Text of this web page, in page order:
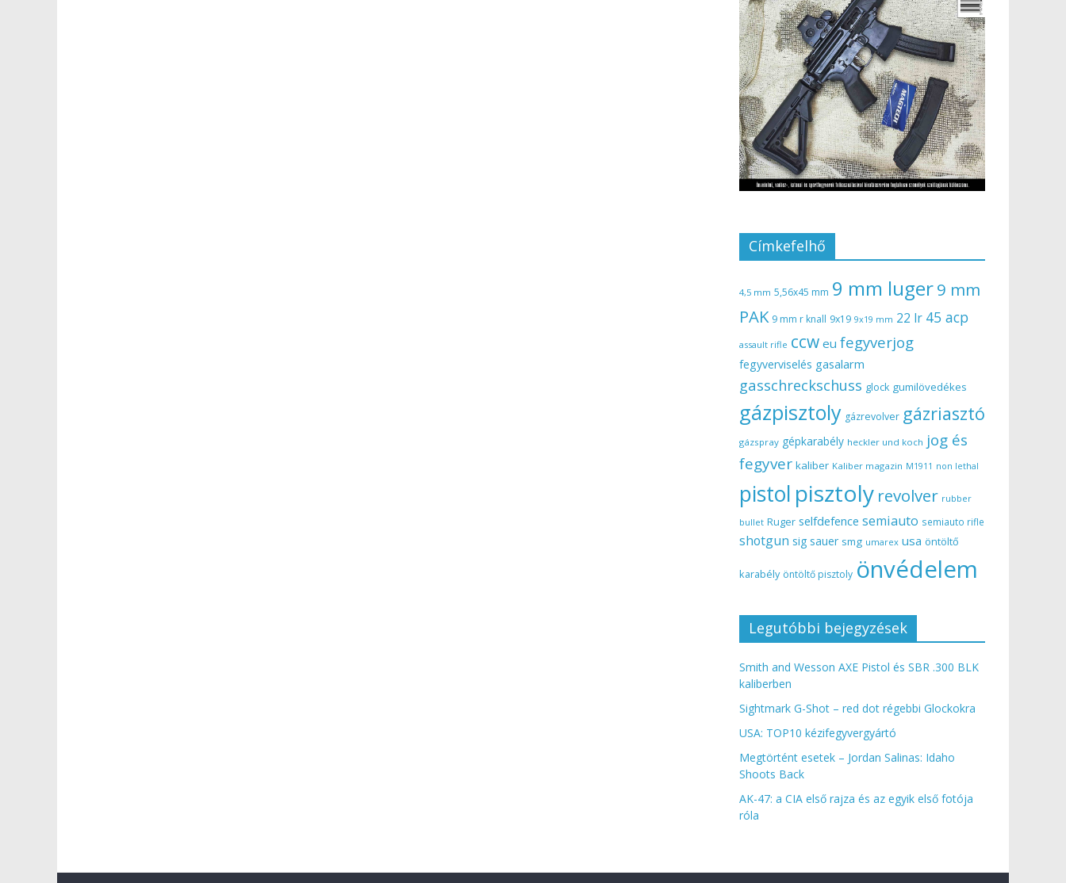
Címkefelhő
4,5 mm 5,56x45 mm 9 mm luger9 mm
PAK 9 mm r knall 9x19 9x19 mm 22 lr 45 acp
assault rifle ccw eu fegyverjog
fegyverviselés gasalarm
gasschreckschuss glock gumilövedékes
gázpisztoly gázrevolver gázriasztó
gázspray gépkarabély heckler und koch jog és
fegyver kaliber Kaliber magazin M1911 non lethal
pistol pisztoly revolver rubber
bullet Ruger selfdefence semiauto semiauto rifle
shotgun sig sauer smg umarex usa öntöltő
karabély öntöltő pisztoly önvédelem
Legutóbbi bejegyzések
Smith and Wesson AXE Pistol és SBR .300 BLK
kaliberben
Sightmark G-Shot – red dot régebbi Glockokra
USA: TOP10 kézifegyvergyártó
Megtörtént esetek – Jordan Salinas: Idaho
Shoots Back
AK-47: a CIA első rajza és az egyik első fotója
róla